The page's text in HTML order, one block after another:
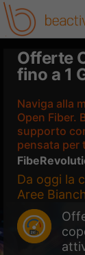
Offerte
fino a 1
Naviga alla
Open Fiber.
supporto
pensata per
Da oggi la
Aree